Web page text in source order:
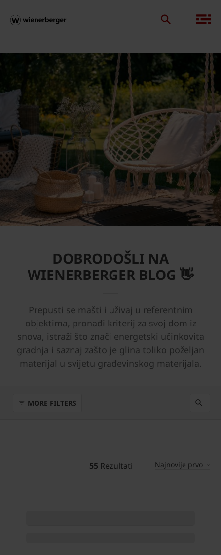
DOBRODOŠLI NA
WIENERBERGER BLOG 👋
Prepusti se mašti i uživaj u referentnim
objektima, pronađi kriterij za svoj dom iz
snova, istraži što znači energetski učinkovita
gradnja i saznaj zašto je glina toliko poželjan
materijal u svijetu građevinskog materijala.
MORE FILTERS
55 Rezultati Najnovije prvo